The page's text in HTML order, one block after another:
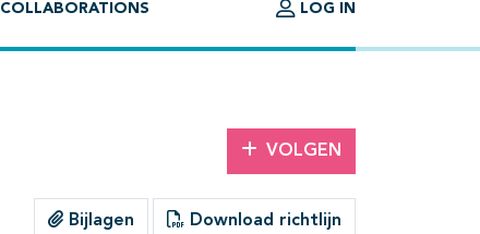
COLLABORATIONS LOG IN
VOLGEN
Bijlagen Download richtlijn